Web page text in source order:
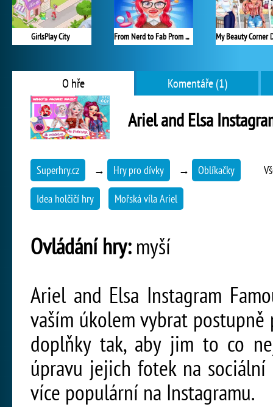
GirlsPlay City From Nerd to Fab Prom Edition
O hře Komentáře (1)
Ariel and Elsa
Superhry.cz → Hry pro dívky → Oblíkačky
Idea holčičí hry Mořská víla Ariel
Ovládání hry:myší
Ariel and Elsa Instagram
vaším úkolem vybrat
doplňky tak, aby jim to co
úpravu jejich fotek na
více populární na Instagramu.